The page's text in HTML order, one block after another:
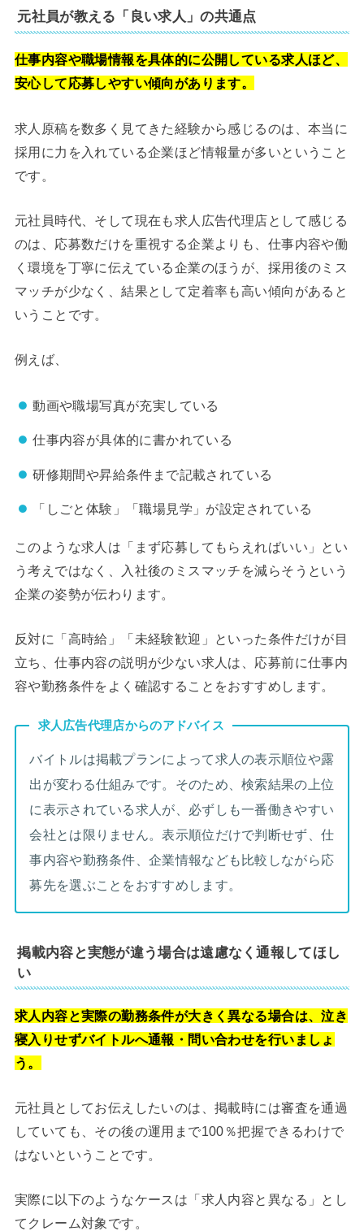
元社員が教える「良い求人」の共通点
仕事内容や職場情報を具体的に公開している求人ほど、
安心して応募しやすい傾向があります。
求人原稿を数多く見てきた経験から感じるのは、本当に
採用に力を入れている企業ほど情報量が多いということ
です。
元社員時代、そして現在も求人広告代理店として感じる
のは、応募数だけを重視する企業よりも、仕事内容や働
く環境を丁寧に伝えている企業のほうが、採用後のミス
マッチが少なく、結果として定着率も高い傾向があると
いうことです。
例えば、
動画や職場写真が充実している
仕事内容が具体的に書かれている
研修期間や昇給条件まで記載されている
「しごと体験」「職場見学」が設定されている
このような求人は「まず応募してもらえればいい」とい
う考えではなく、入社後のミスマッチを減らそうという
企業の姿勢が伝わります。
反対に「高時給」「未経験歓迎」といった条件だけが目
立ち、仕事内容の説明が少ない求人は、応募前に仕事内
容や勤務条件をよく確認することをおすすめします。
求人広告代理店からのアドバイス
バイトルは掲載プランによって求人の表示順位や露
出が変わる仕組みです。そのため、検索結果の上位
に表示されている求人が、必ずしも一番働きやすい
会社とは限りません。表示順位だけで判断せず、仕
事内容や勤務条件、企業情報なども比較しながら応
募先を選ぶことをおすすめします。
掲載内容と実態が違う場合は遠慮なく通報してほし
い
求人内容と実際の勤務条件が大きく異なる場合は、泣き
寝入りせずバイトルへ通報・問い合わせを行いましょ
う。
元社員としてお伝えしたいのは、掲載時には審査を通過
していても、その後の運用まで100％把握できるわけで
はないということです。
実際に以下のようなケースは「求人内容と異なる」とし
てクレーム対象です。